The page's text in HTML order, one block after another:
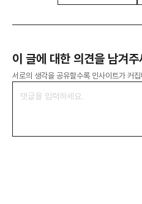
이 글에 대한 의견을 남겨주
서로의 생각을 공유할수록 인사이트가 커